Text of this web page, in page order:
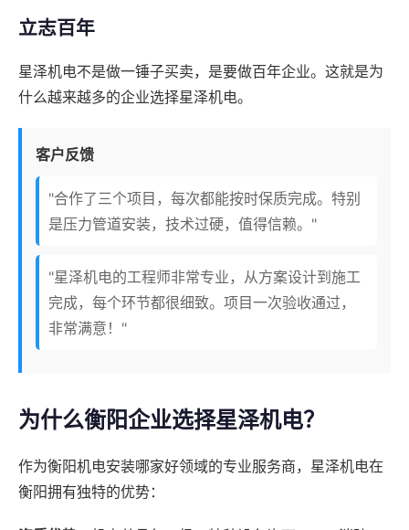
立志百年
星泽机电不是做一锤子买卖，是要做百年企业。这就是为
什么越来越多的企业选择星泽机电。
客户反馈
"合作了三个项目，每次都能按时保质完成。特别
是压力管道安装，技术过硬，值得信赖。"
"星泽机电的工程师非常专业，从方案设计到施工
完成，每个环节都很细致。项目一次验收通过，
非常满意！"
为什么衡阳企业选择星泽机电？
作为衡阳机电安装哪家好领域的专业服务商，星泽机电在
衡阳拥有独特的优势：